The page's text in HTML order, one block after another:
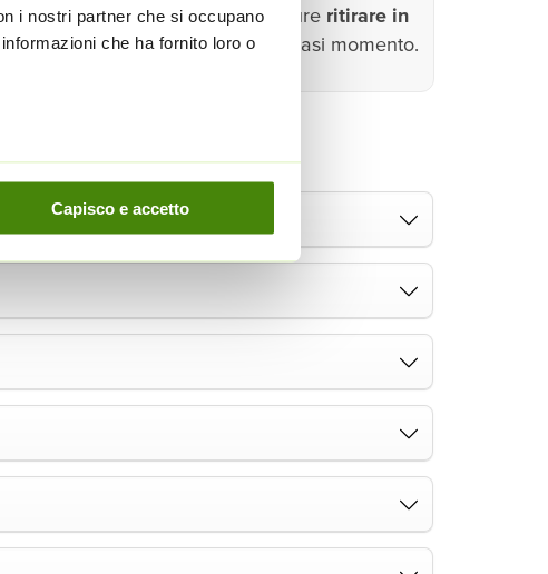
i nostri partner che si occupano
che ha fornito loro o
Capisco e accetto
viaggi
a domiciliooppure ritirare in
farmaciain qualsiasi momento.
farmacie Dr. Max: